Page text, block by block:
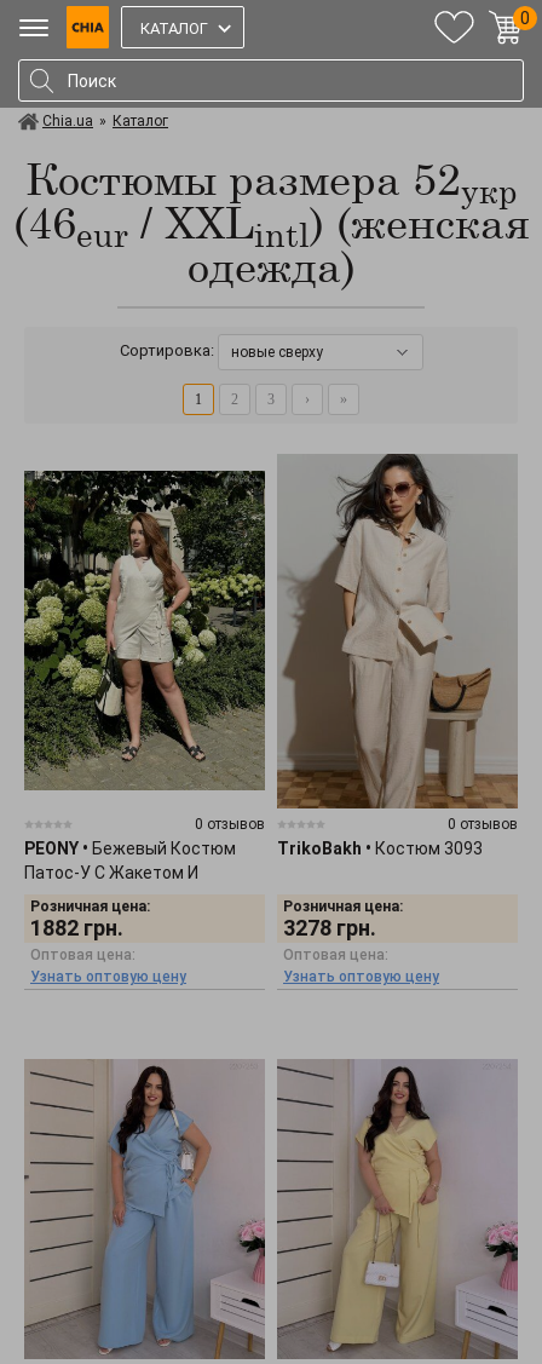
КАТАЛОГ
0
Chia.ua » Каталог
Костюмы размера 52укр
(46eur/ XXLintl) (женская
одежда)
Сортировка: новые сверху
1 2 3 › »
0 отзывов
PEONY • Бежевый Костюм
Патос-У С Жакетом И
Шортами 1406252
Розничная цена:
1882 грн.
Оптовая цена:
Узнать оптовую цену
0 отзывов
TrikoBakh • Костюм 3093
Розничная цена:
3278 грн.
Оптовая цена:
Узнать оптовую цену